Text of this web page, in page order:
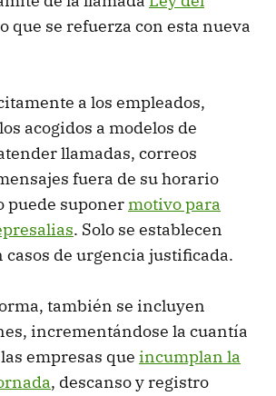
que se refuerza con esta nueva
a los empleados,
acogidos a modelos de
llamadas, correos
fuera de su horario
puede suponermotivo para
. Solo se establecen
casos de urgencia justificada.
también se incluyen
incrementándose la cuantía
empresas que incumplan la
, descanso y registro